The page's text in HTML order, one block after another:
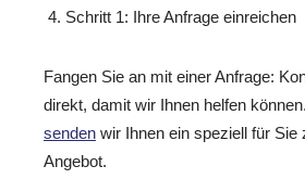
Schritt 1: Ihre Anfrage einreichen
Fangen Sie an mit einer Anfrage:
direkt, damit wir Ihnen helfen
senden wir Ihnen ein speziell für Sie
Angebot.